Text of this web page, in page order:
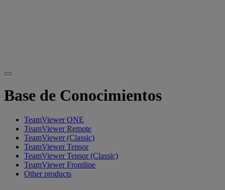
Base de Conocimientos
TeamViewer ONE
TeamViewer Remote
TeamViewer (Classic)
TeamViewer Tensor
TeamViewer Tensor (Classic)
TeamViewer Frontline
Other products